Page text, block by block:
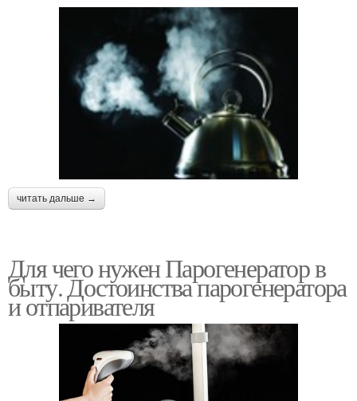
читать дальше →
Для чего нужен Парогенератор в
быту. Достоинства парогенератора
и отпаривателя